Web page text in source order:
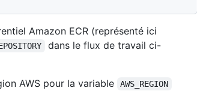
Amazon ECR (représenté ici
dans le flux de travail ci-
AWS pour la variable
AWS_REGION